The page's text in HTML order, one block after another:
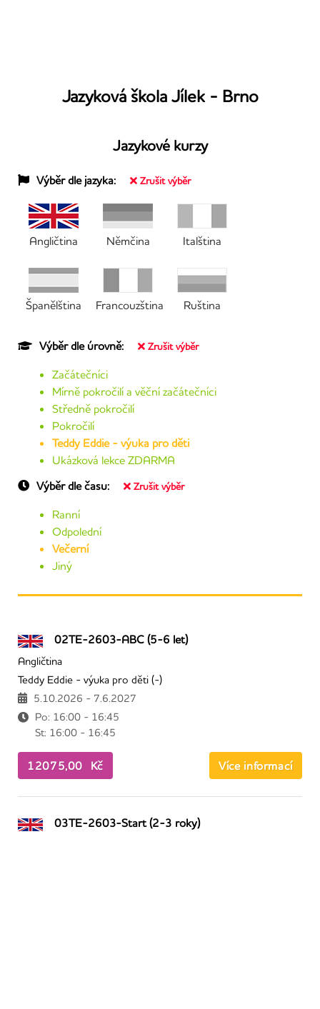
Jazyková škola Jílek - Brno
Jazykové kurzy
Výběr dle jazyka: Zrušit výběr
Angličtina Němčina Italština
Španělština Francouzština Ruština
Výběr dle úrovně: Zrušit výběr
Začátečníci
Mírně pokročilí a věční začátečníci
Středně pokročilí
Pokročilí
Teddy Eddie - výuka pro děti
Ukázková lekce ZDARMA
Výběr dle času:
Zrušit výběr
Ranní
Odpolední
Večerní
Jiný
02TE-2603-ABC (5-6 let)
Angličtina
Teddy Eddie - výuka pro děti (-)
5.10.2026 - 7.6.2027
Po: 16:00 - 16:45
St: 16:00 - 16:45
12075,00 Kč Více informací
03TE-2603-Start (2-3 roky)